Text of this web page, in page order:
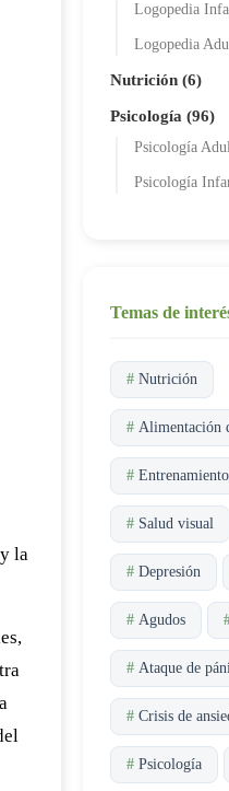
la
Logopedia
Logopedia
Nutrición (6)
Psicología (96)
Psicología
Psicología
Temas de
# Nutrición
# Alimentación
# Entrenamiento
# Salud visual
# Depresión
# Agudos
# Ataque de
# Crisis de
# Psicología